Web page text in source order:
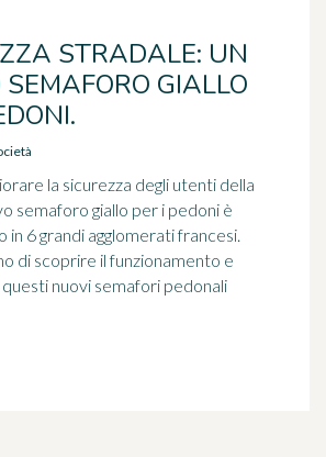
STRADALE: UN
GIALLO
la sicurezza degli utenti della
semaforo giallo per i pedoni è
in 6 grandi agglomerati francesi.
di scoprire il funzionamento e
nuovi semafori pedonali